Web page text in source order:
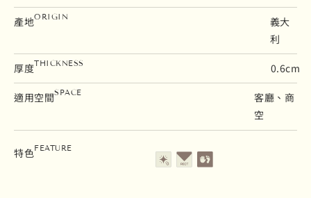
產地ORIGIN
義大
利
厚度THICKNESS 0.6cm
適用空間SPACE
客廳、商
空
特色FEATURE